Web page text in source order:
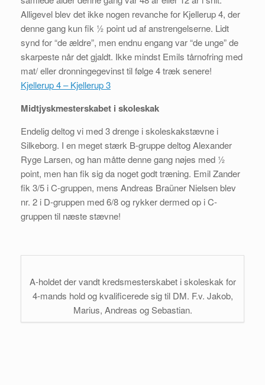
Alligevel blev det ikke nogen revanche for Kjellerup 4, der
denne gang kun fik ½ point ud af anstrengelserne. Lidt
synd for “de ældre”, men endnu engang var “de unge” de
skarpeste når det gjaldt. Ikke mindst Emils tårnofring med
mat/ eller dronningegevinst til følge 4 træk senere!
Kjellerup 4 – Kjellerup 3
Midtjyskmesterskabet i skoleskak
Endelig deltog vi med 3 drenge i skoleskakstævne i
Silkeborg. I en meget stærk B-gruppe deltog Alexander
Ryge Larsen, og han måtte denne gang nøjes med ½
point, men han fik sig da noget godt træning. Emil Zander
fik 3/5 i C-gruppen, mens Andreas Braüner Nielsen blev
nr. 2 i D-gruppen med 6/8 og rykker dermed op i C-
gruppen til næste stævne!
A-holdet der vandt kredsmesterskabet i skoleskak for
4-mands hold og kvalificerede sig til DM. F.v. Jakob,
Marius, Andreas og Sebastian.